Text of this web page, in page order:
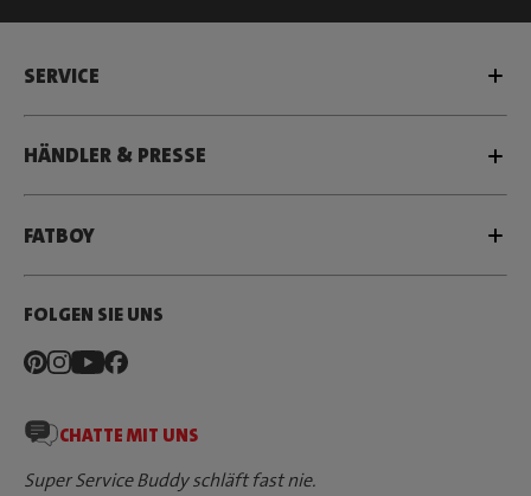
SERVICE
HÄNDLER & PRESSE
FATBOY
FOLGEN SIE UNS
CHATTE MIT UNS
Super Service Buddy schläft fast nie.